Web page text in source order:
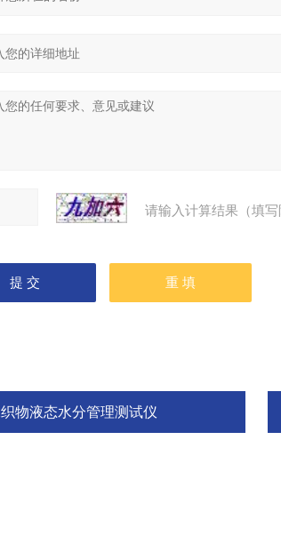
请输入计算结果（填
物液态水分管理测试仪